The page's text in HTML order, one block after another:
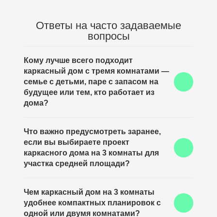
Ответы на часто задаваемые
вопросы
Кому лучше всего подходит
каркасный дом с тремя комнатами —
семье с детьми, паре с запасом на
будущее или тем, кто работает из
дома?
пространство на приватные комнаты и при этом
сохранить полноценную общую зону для всей
семьи. Поэтому каркасный трёхкомнатный дом
часто выбирают как универсальный вариант для
Что важно предусмотреть заранее,
если вы выбираете проект
каркасного дома на 3 комнаты для
участка средней площади?
хватает ли мест хранения, удобно ли организована
дневная зона и не теряется ли полезная площадь в
коридорах. Именно поэтому проект каркасного дома
Чем каркасный дом на 3 комнаты
удобнее компактных планировок с
одной или двумя комнатами?